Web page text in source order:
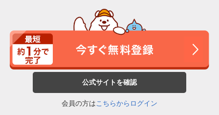
公式サイトを確認
会員の方はこちらからログイン